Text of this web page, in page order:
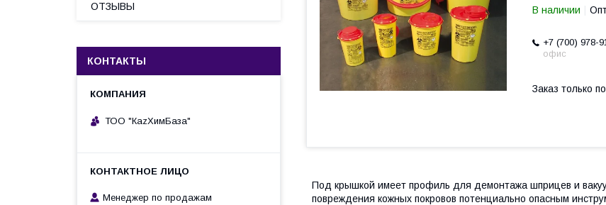
В наличии
+7 (700) 978-
офис
Заказ только
Под крышкой имеет профиль для демонтажа шприцев и
повреждения кожных покровов потенциально опасным
ОТЗЫВЫ
КОНТАКТЫ
ТОО "КаzХимБаза"
Менеджер по продажам